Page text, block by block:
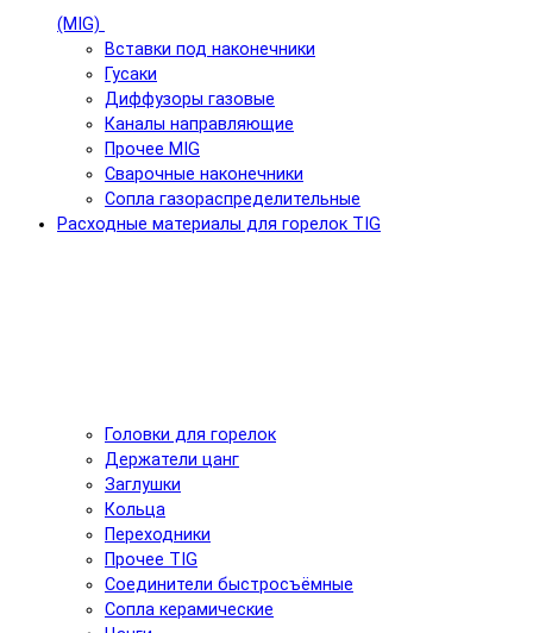
(MIG)
Вставки под наконечники
Гусаки
Диффузоры газовые
Каналы направляющие
Прочее MIG
Сварочные наконечники
Сопла газораспределительные
Расходные материалы для горелок TIG
Головки для горелок
Держатели цанг
Заглушки
Кольца
Переходники
Прочее TIG
Соединители быстросъёмные
Сопла керамические